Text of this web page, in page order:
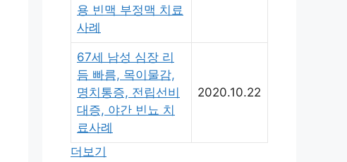
용 빈맥 부정맥 치료
사례
67세 남성 심장 리
듬 빠름, 목이물감,
명치통증, 전립선비
대증, 야간 빈뇨 치
료사례
2020.10.22
더보기